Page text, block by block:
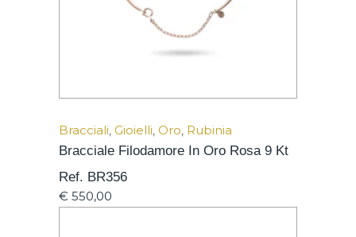
Bracciali Gioielli Oro Rubinia
Bracciale Filodamore In Oro Rosa 9 Kt
Ref. BR356
€ 550,00